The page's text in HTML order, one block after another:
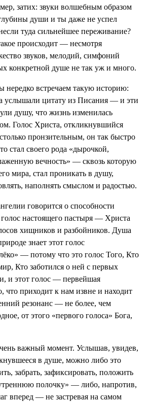
затих: звуки волшебным образом
души и ты даже не успел
туда сильнейшее переживание?
происходит — несмотря
звуков, мелодий, симфоний
конкретной душе не так уж и много.
нередко встречаем такую историю:
услышали цитату из Писания — и эти
душу, что жизнь изменилась
Голос Христа, откликнувшийся
пронзительным, он так быстро
стал своего рода «дырочкой,
вечность» — сквозь которую
мира, стал проникать в душу,
наполнять смыслом и радостью.
говорится о способности
голос настоящего пастыря — Христа
хищников и разбойников. Душа
знает этот голос
— потому что это голос Того, Кто
Кто заботился о ней с первых
и этот голос — первейшая
что приходит к нам извне и находит
резонанс — не более, чем
от этого «первого голоса» Бога,
важный момент. Услышав, увидев,
в душе, можно либо это
забрать, зафиксировать, положить
полочку» — либо, напротив,
вперед — не застревая на самом